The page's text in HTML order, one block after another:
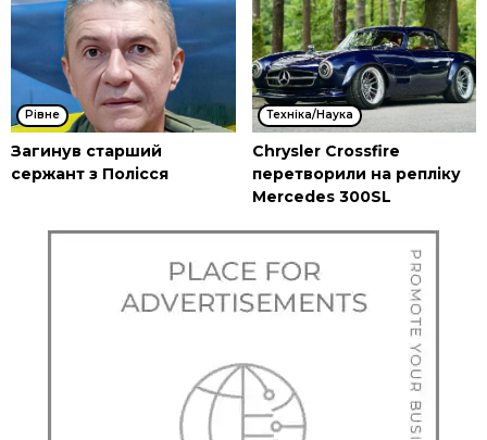
Рівне
Загинув старший
сержант з Полісся
Техніка/Наука
Chrysler Crossfire
перетворили на репліку
Mercedes 300SL